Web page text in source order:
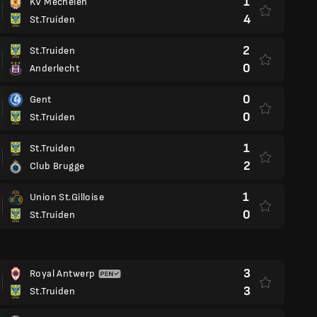
St.Truiden
4
St.Truiden
Anderlecht
2
0
Gent
St.Truiden
0
0
St.Truiden
Club Brugge
1
2
Union St.Gilloise
St.Truiden
1
0
Royal Antwerp
St.Truiden
3
3